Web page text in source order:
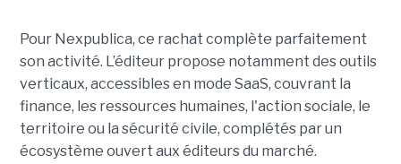
Pour Nexpublica, ce rachat complète parfaitement
son activité. L’éditeur propose notamment des outils
verticaux, accessibles en mode SaaS, couvrant la
finance, les ressources humaines, l'action sociale, le
territoire ou la sécurité civile, complétés par un
écosystème ouvert aux éditeurs du marché.